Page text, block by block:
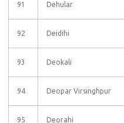
91 Dehular
92 Deidihi
93 Deokali
94 Deopar Virsinghpur
95 Deorahi